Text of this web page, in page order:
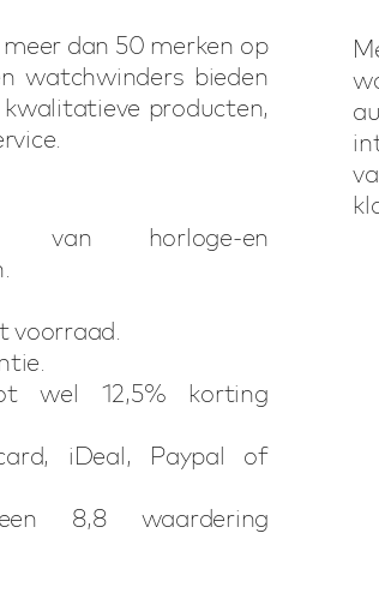
dan 50 merken op
watchwinders bieden
producten,
van horloge-en
voorraad.
wel 12,5% korting
iDeal, Paypal of
8,8 waardering